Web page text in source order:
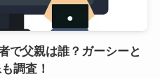
で父親は誰？ガーシーと
調査！